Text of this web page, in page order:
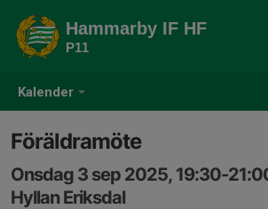
Kalender
Hammarby IF HF
P11
Föräldramöte
Onsdag 3 sep 2025, 19:30-
Hyllan Eriksdal